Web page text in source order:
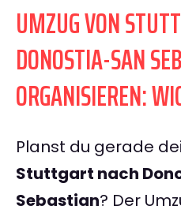
UMZUG VON
DONOSTIA-SAN
ORGANISIEREN:
Planst du gerade
Stuttgart nach
Sebastian? Der